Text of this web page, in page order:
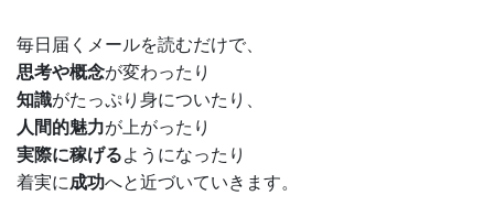
毎日届くメールを読むだけで、
思考や概念が変わったり
知識がたっぷり身についたり、
人間的魅力が上がったり
実際に稼げるようになったり
着実に成功へと近づいていきます。